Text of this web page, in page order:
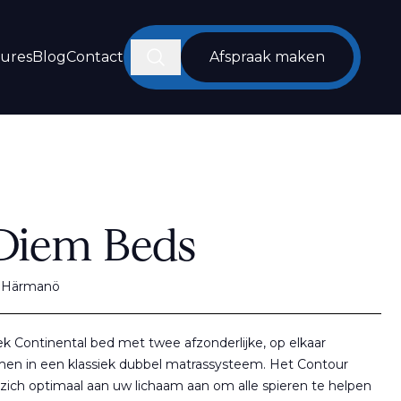
BlogContact ZoekenAfspraak maken
Beds
Continental bed met twee afzonderlijke, op elkaar
in een klassiek dubbel matrassysteem. Het Contour
optimaal aan uw lichaam aan om alle spieren te helpen